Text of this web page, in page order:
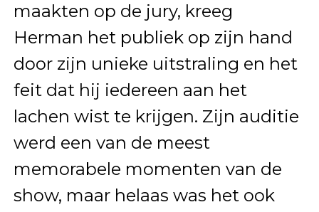
maakten op de jury, kreeg
Herman het publiek op zijn hand
door zijn unieke uitstraling en het
feit dat hij iedereen aan het
lachen wist te krijgen. Zijn auditie
werd een van de meest
memorabele momenten van de
show, maar helaas was het ook